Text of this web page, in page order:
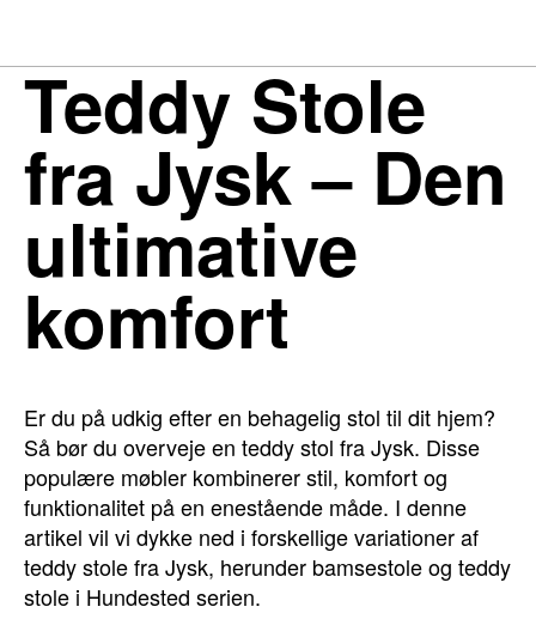
Teddy Stole
fra Jysk – Den
ultimative
komfort
Er du på udkig efter en behagelig stol til dit hjem?
Så bør du overveje en teddy stol fra Jysk. Disse
populære møbler kombinerer stil, komfort og
funktionalitet på en enestående måde. I denne
artikel vil vi dykke ned i forskellige variationer af
teddy stole fra Jysk, herunder bamsestole og teddy
stole i Hundested serien.